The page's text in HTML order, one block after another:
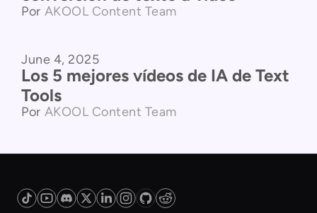
Por AKOOL Content Team
June 4, 2025
Los 5 mejores vídeos de IA de Text
Tools
Por AKOOL Content Team